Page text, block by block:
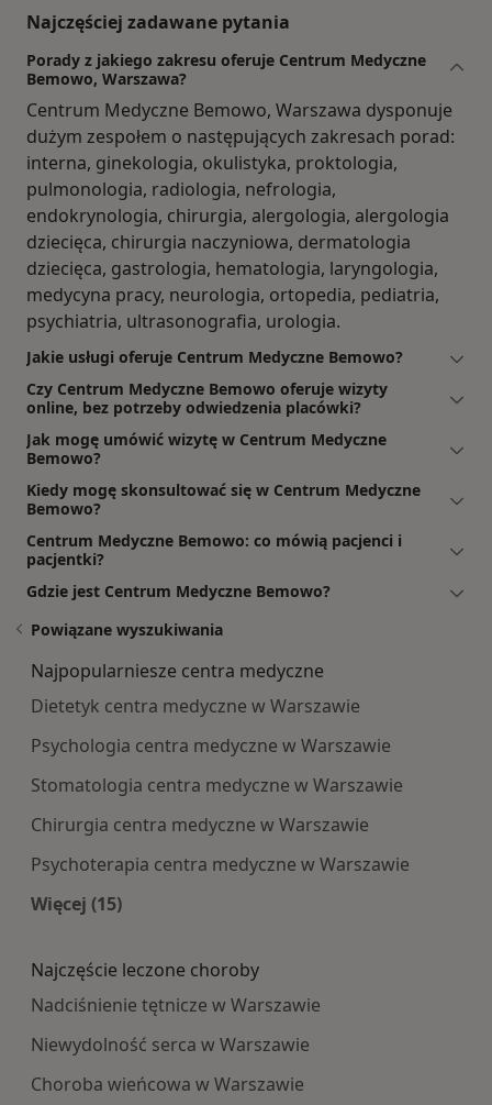
Najczęściej zadawane pytania
Porady z jakiego zakresu oferuje Centrum Medyczne
Bemowo, Warszawa?
Centrum Medyczne Bemowo, Warszawa dysponuje
dużym zespołem o następujących zakresach porad:
interna, ginekologia, okulistyka, proktologia,
pulmonologia, radiologia, nefrologia,
endokrynologia, chirurgia, alergologia, alergologia
dziecięca, chirurgia naczyniowa, dermatologia
dziecięca, gastrologia, hematologia, laryngologia,
medycyna pracy, neurologia, ortopedia, pediatria,
psychiatria, ultrasonografia, urologia.
Jakie usługi oferuje Centrum Medyczne Bemowo?
Czy Centrum Medyczne Bemowo oferuje wizyty
online, bez potrzeby odwiedzenia placówki?
Jak mogę umówić wizytę w Centrum Medyczne
Bemowo?
Kiedy mogę skonsultować się w Centrum Medyczne
Bemowo?
Centrum Medyczne Bemowo: co mówią pacjenci i
pacjentki?
Gdzie jest Centrum Medyczne Bemowo?
Powiązane wyszukiwania
Najpopularniesze centra medyczne
Dietetyk centra medyczne w Warszawie
Psychologia centra medyczne w Warszawie
Stomatologia centra medyczne w Warszawie
Chirurgia centra medyczne w Warszawie
Psychoterapia centra medyczne w Warszawie
Więcej (15)
Najczęście leczone choroby
Nadciśnienie tętnicze w Warszawie
Niewydolność serca w Warszawie
Choroba wieńcowa w Warszawie